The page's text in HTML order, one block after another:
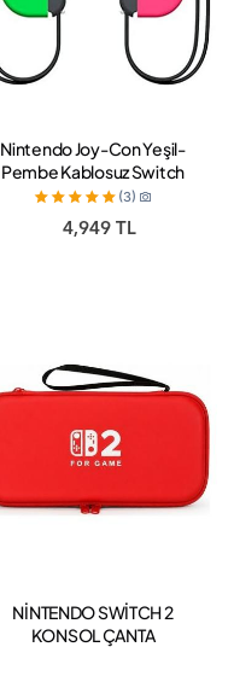
Nintendo Joy-Con Yeşil-
Pembe Kablosuz Switch
Oyun Kolu
(3)
4,949 TL
NİNTENDO SWİTCH 2
KONSOL ÇANTA